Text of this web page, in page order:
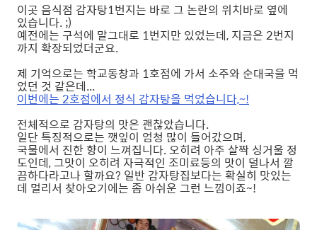
이곳 음식점 감자탕1번지는 바로 그 논란의 위치바로 옆에
있습니다. ;)
예전에는 구석에 말그대로 1번지만 있었는데, 지금은 2번지
까지 확장되었더군요.
제 기억으로는 학교동창과 1호점에 가서 소주와 순대국을 먹
었던 것 같은데...
이번에는 2호점에서 정식 감자탕을 먹었습니다,~!
전체적으로 감자탕의 맛은 괜찮았습니다.
일단 특징적으로는 깻잎이 엄청 많이 들어갔으며,
국물에서 진한 향이 느껴집니다. 오히려 아주 살짝 싱거울 정
도인데, 그맛이 오히려 자극적인 조미료등의 맛이 덜나서 깔
끔하다라고나 할까요? 일반 감자탕집보다는 확실히 맛있는
데 멀리서 찾아오기에는 좀 아쉬운 그런 느낌이죠~!